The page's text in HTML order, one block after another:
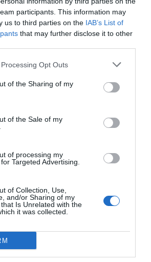
participants. This information may
us to third parties on the IAB’s List of
that may further disclose it to other
Opt Outs
of the Sharing of my
of the Sale of my
of processing my
Targeted Advertising.
of Collection, Use,
and/or Sharing of my
Is Unrelated with the
it was collected.
en España equipando siete